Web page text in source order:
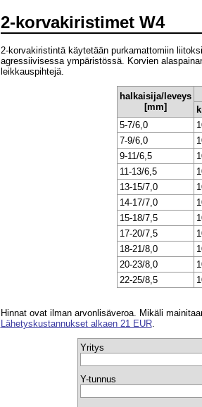
2-korvakiristimet W4
2-korvakiristintä käytetään purkamattomiin
agressiivisessa ympäristössä. Korvien
leikkauspihtejä.
halkaisija/leveys
[mm]
5-7/6,0
7-9/6,0
9-11/6,5
11-13/6,5
13-15/7,0
14-17/7,0
15-18/7,5
17-20/7,5
18-21/8,0
20-23/8,0
22-25/8,5
Hinnat ovat ilman arvonlisäveroa. Mikäli
Lähetyskustannukset alkaen 21 EUR.
Yritys
Y-tunnus